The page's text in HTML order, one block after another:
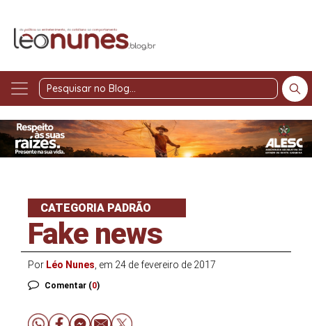
Pesquisar
Blog
CATEGORIA PADRÃO
Fake news
Por Léo Nunes , em 24 de fevereiro de 2017
Comentar (0)